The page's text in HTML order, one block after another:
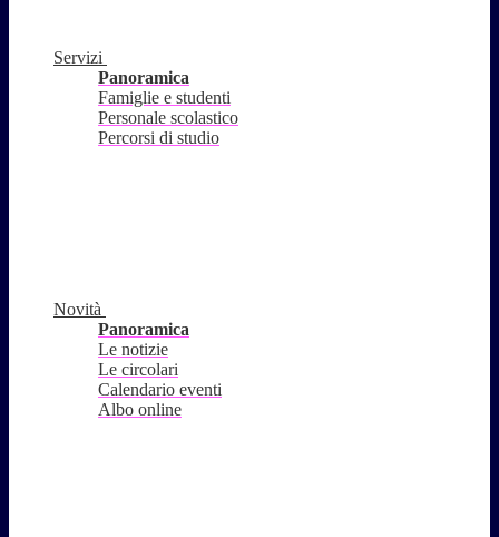
Servizi
Panoramica
Famiglie e studenti
Personale scolastico
Percorsi di studio
Novità
Panoramica
Le notizie
Le circolari
Calendario eventi
Albo online